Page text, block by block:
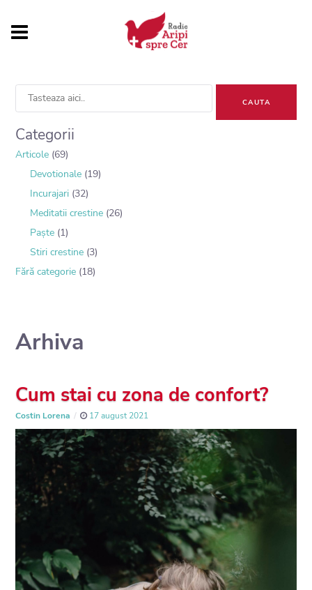
Arhiva
Cum stai cu zona de confort?
Costin Lorena 17 august 2021
Categorii
Articole(69)
Devotionale(19)
Incurajari(32)
Meditatii crestine(26)
Paște(1)
Stiri crestine(3)
Fără categorie(18)